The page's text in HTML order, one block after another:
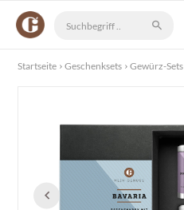
Startseite Geschenksets Gewürz-Sets